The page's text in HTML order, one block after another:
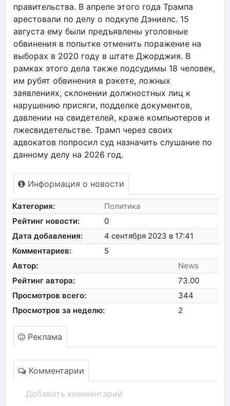
правительства. В апреле этого года Трампа
арестовали по делу о подкупе Дэниелс. 15
августа ему были предъявлены уголовные
обвинения в попытке отменить поражение на
выборах в 2020 году в штате Джорджия. В
рамках этого дела также подсудимы 18 человек,
им рубят обвинения в рэкете, ложных
заявлениях, склонении должностных лиц к
нарушению присяги, подделке документов,
давлении на свидетелей, краже компьютеров и
лжесвидетельстве. Трамп через своих
адвокатов попросил суд назначить слушание по
данному делу на 2026 год.
Информация о новости
Категория:
Политика
Рейтинг новости:
0
Дата добавления:
4 сентября 2023 в 17:41
Комментариев:
5
Автор:
News
Рейтинг автора:
73.00
Просмотров всего:
344
Просмотров за неделю:
2
Реклама
Комментарии
Добавить комментарий